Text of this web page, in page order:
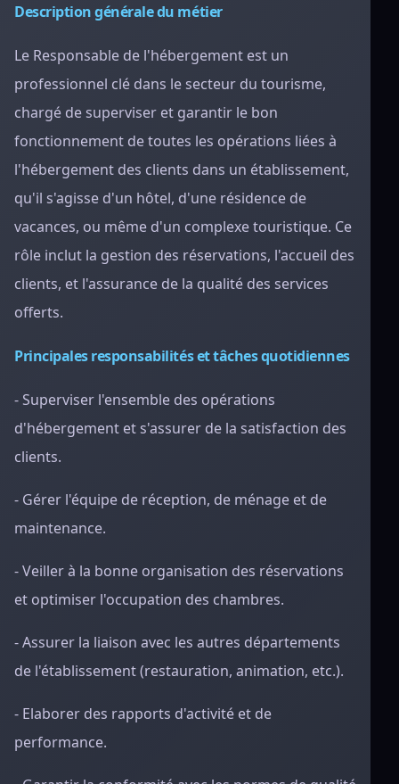
Description générale du métier
Le Responsable de l'hébergement est un
professionnel clé dans le secteur du tourisme,
chargé de superviser et garantir le bon
fonctionnement de toutes les opérations liées à
l'hébergement des clients dans un établissement,
qu'il s'agisse d'un hôtel, d'une résidence de
vacances, ou même d'un complexe touristique. Ce
rôle inclut la gestion des réservations, l'accueil des
clients, et l'assurance de la qualité des services
offerts.
Principales responsabilités et tâches quotidiennes
- Superviser l'ensemble des opérations
d'hébergement et s'assurer de la satisfaction des
clients.
- Gérer l'équipe de réception, de ménage et de
maintenance.
- Veiller à la bonne organisation des réservations
et optimiser l'occupation des chambres.
- Assurer la liaison avec les autres départements
de l'établissement (restauration, animation, etc.).
- Elaborer des rapports d'activité et de
performance.